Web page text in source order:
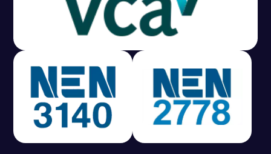
M
Gratis offerte in 24 uur
Geen lekkage? Geen betaling.
Vast tarief van € 395,- exc btw.
Rapport binnen 3 werkdagen.
100% RIsicovrij.
Vaak vergoed door verzekeraar.